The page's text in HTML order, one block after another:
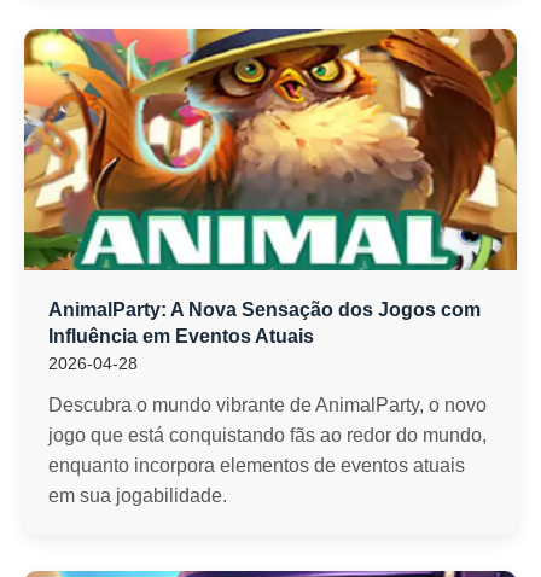
AnimalParty: A Nova Sensação dos Jogos com
Influência em Eventos Atuais
2026-04-28
Descubra o mundo vibrante de AnimalParty, o novo
jogo que está conquistando fãs ao redor do mundo,
enquanto incorpora elementos de eventos atuais
em sua jogabilidade.